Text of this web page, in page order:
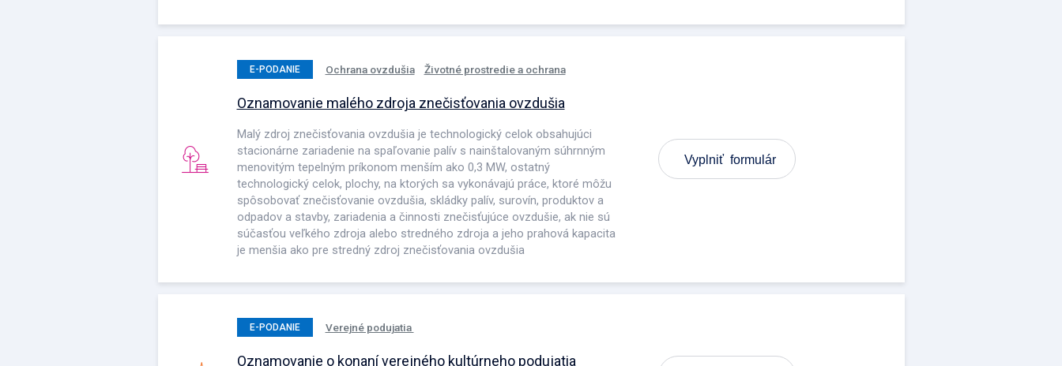
E-PODANIE Ochrana ovzdušia Životné prostredie a ochrana
Oznamovanie malého zdroja znečisťovania ovzdušia
Malý zdroj znečisťovania ovzdušia je technologický celok obsahujúci
stacionárne zariadenie na spaľovanie palív s nainštalovaným súhrnným
menovitým tepelným príkonom menším ako 0,3 MW, ostatný
technologický celok, plochy, na ktorých sa vykonávajú práce, ktoré môžu
spôsobovať znečisťovanie ovzdušia, skládky palív, surovín, produktov a
odpadov a stavby, zariadenia a činnosti znečisťujúce ovzdušie, ak nie sú
súčasťou veľkého zdroja alebo stredného zdroja a jeho prahová kapacita
je menšia ako pre stredný zdroj znečisťovania ovzdušia
Vyplniť formulár
E-PODANIE Verejné podujatia
Oznamovanie o konaní verejného kultúrneho podujatia